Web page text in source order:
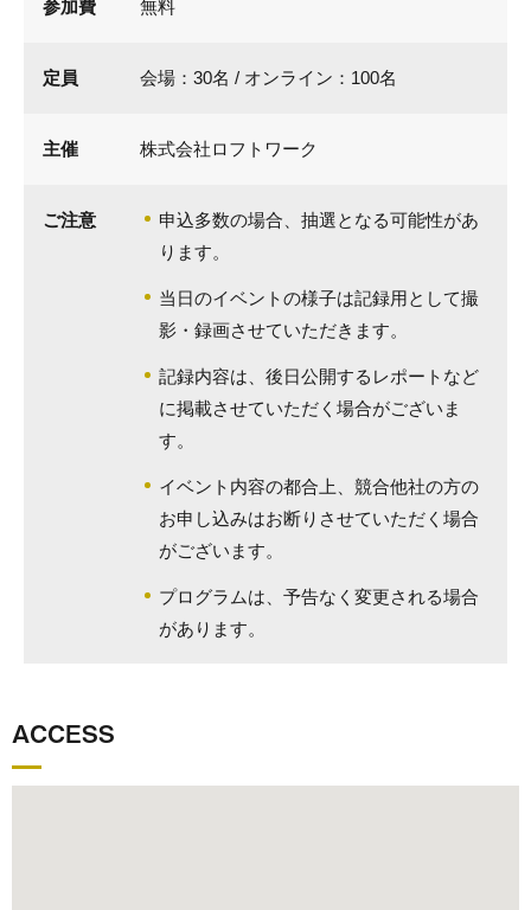
参加費 無料
定員 会場：30名 / オンライン：100名
主催 株式会社ロフトワーク
ご注意
申込多数の場合、抽選となる可能性があ
ります。
当日のイベントの様子は記録用として撮
影・録画させていただきます。
記録内容は、後日公開するレポートなど
に掲載させていただく場合がございま
す。
イベント内容の都合上、競合他社の方の
お申し込みはお断りさせていただく場合
がございます。
プログラムは、予告なく変更される場合
があります。
ACCESS